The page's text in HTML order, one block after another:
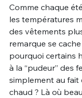
Comme chaque
les températures
des vêtements
remarque se
pourquoi certains
à la “pudeur” des
simplement au fait
chaud ? Là où